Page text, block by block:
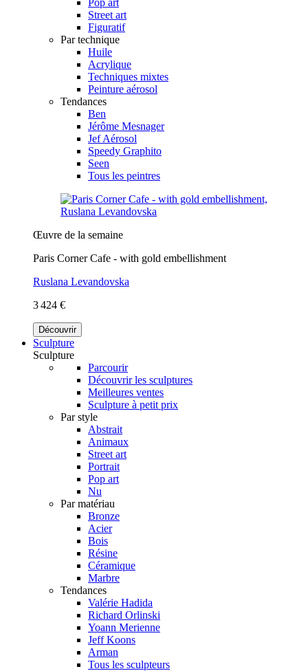
Street art
Figuratif
Par technique
Huile
Acrylique
Techniques mixtes
Peinture aérosol
Tendances
Ben
Jérôme Mesnager
Jef Aérosol
Speedy Graphito
Seen
Tous les peintres
Œuvre de la semaine
Paris Corner Cafe - with gold embellishment
Ruslana Levandovska
3 424 €
Découvrir
Sculpture
Sculpture
Parcourir
Découvrir les sculptures
Meilleures ventes
Sculpture à petit prix
Par style
Abstrait
Animaux
Street art
Portrait
Pop art
Nu
Par matériau
Bronze
Acier
Bois
Résine
Céramique
Marbre
Tendances
Valérie Hadida
Richard Orlinski
Yoann Merienne
Jeff Koons
Arman
Tous les sculpteurs